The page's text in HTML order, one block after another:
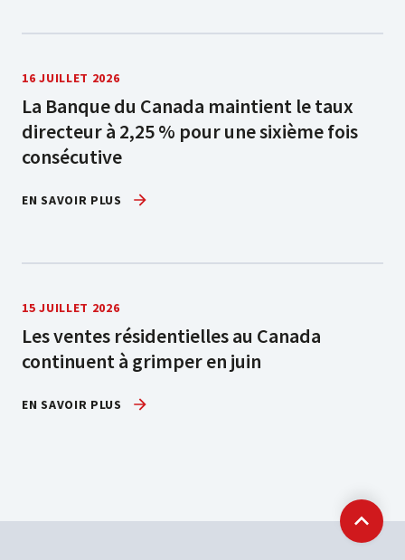
16 JUILLET 2026
La Banque du Canada maintient le taux
directeur à 2,25 % pour une sixième fois
consécutive
EN SAVOIR PLUS
15 JUILLET 2026
Les ventes résidentielles au Canada
continuent à grimper en juin
EN SAVOIR PLUS